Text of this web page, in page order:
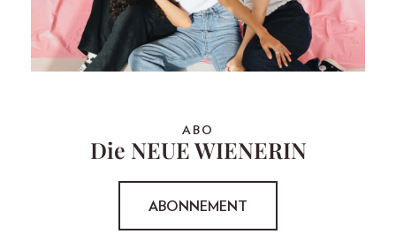
ABO
Die NEUE WIENERIN
ABONNEMENT